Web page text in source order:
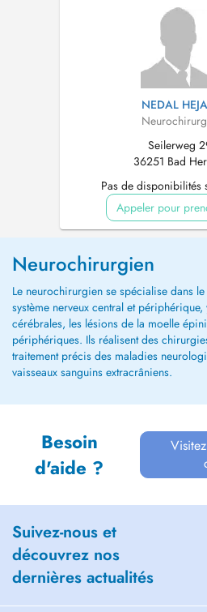
NEDAL
Seilerweg
36251 Bad
Pas de disponibilités
Appeler pour
Neurochirurgien
Le neurochirurgien se spécialise dans
système nerveux central et
cérébrales, les lésions de la moelle
périphériques. Ils réalisent des
traitement précis des maladies
vaisseaux sanguins extracrâniens.
Besoin
d'aide ?
Suivez-nous et
découvrez nos
dernières actualités